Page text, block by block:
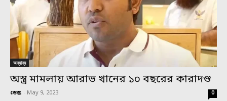
অন্যান্য
অস্ত্র মামলায় আরাভ খানের ১০ বছরের কারাদণ্ড
ডেস্ক - May 9, 2023 0